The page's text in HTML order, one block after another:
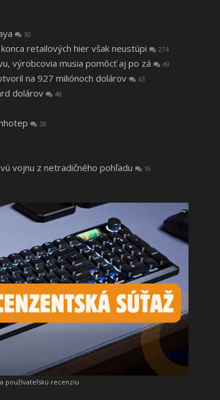
30
retailových hier však neustúpi 274
výrobcovia musia pomôcť aj po zá 49
na 927 miliónoch dolárov 43
dolárov 48
28
vojnu z netradičného pohľadu 16
používateľskú recenziu